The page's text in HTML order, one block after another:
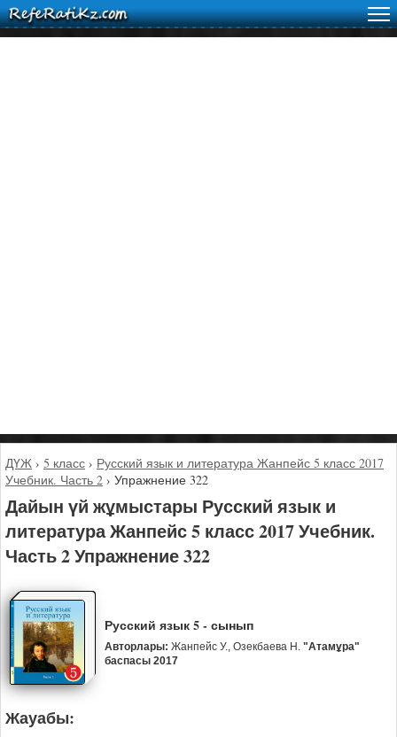
ДҮЖ › 5 класс › Русский язык и литература Жанпейс 5 класс 2017
Учебник. Часть 2 › Упражнение 322
Дайын үй жұмыстары Русский язык и
литература Жанпейс 5 класс 2017 Учебник.
Часть 2 Упражнение 322
Русский язык 5 - сынып
Авторлары: Жанпейс У., Озекбаева Н. "Атамұра"
баспасы 2017
Жауабы: